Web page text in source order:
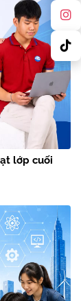
lớp cuối